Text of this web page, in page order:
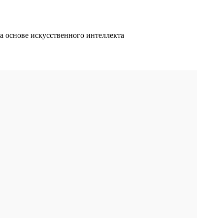
искусственного интеллекта